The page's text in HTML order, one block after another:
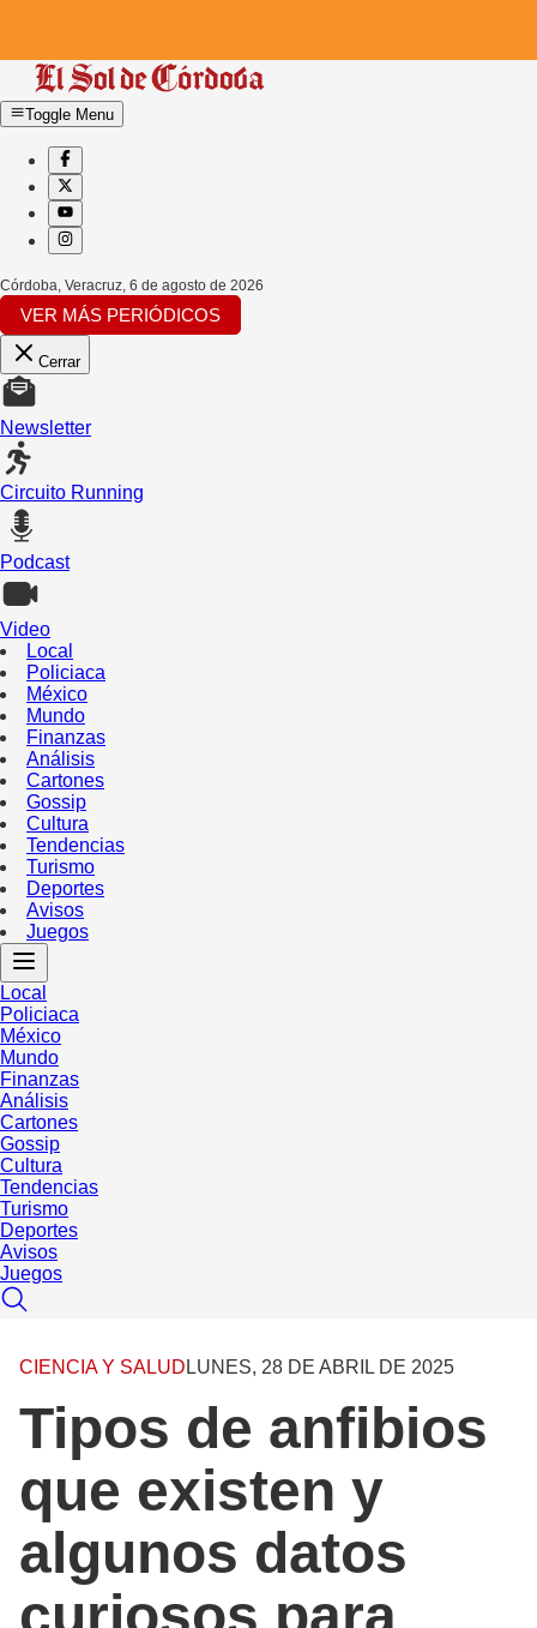
Toggle Menu
Córdoba, Veracruz 6 de agosto de 2026
VER MÁS PERIÓDICOS
Cerrar
Newsletter
Circuito Running
Podcast
Video
Local
Policiaca
México
Mundo
Finanzas
Análisis
Cartones
Gossip
Cultura
Tendencias
Turismo
Deportes
Avisos
Juegos
Local
Policiaca
México
Mundo
Finanzas
Análisis
Cartones
Gossip
Cultura
Tendencias
Turismo
Deportes
Avisos
Juegos
CIENCIA Y SALUD LUNES, 28 DE ABRIL DE 2025
Tipos de anfibios
que existen y
algunos datos
curiosos para